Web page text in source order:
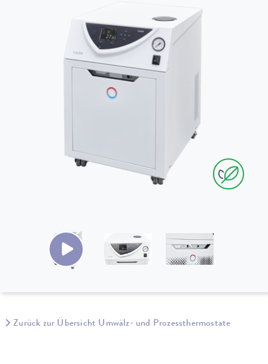
Zurück zur Übersicht Umwälz- und Prozessthermostate